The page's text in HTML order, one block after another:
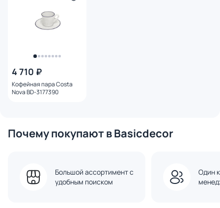
4 710 ₽
Кофейная пара Costa
Nova BD-3177390
Почему покупают в Basicdecor
Большой ассортимент с
удобным поиском
Один